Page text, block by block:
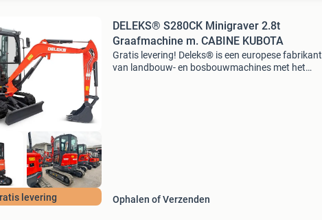
levering
DELEKS® S280CK Minigraver 2.8t
Graafmachine m. CABINE KUBOTA
Gratis levering! Deleks® is een europese fabrikant
van landbouw- en bosbouwmachines met het
Ophalen of Verzenden